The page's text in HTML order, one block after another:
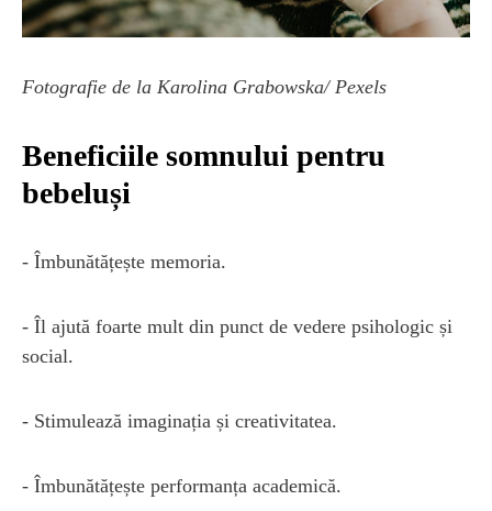
Fotografie de la Karolina Grabowska/ Pexels
Beneficiile somnului pentru
bebeluși
- Îmbunătățește memoria.
- Îl ajută foarte mult din punct de vedere psihologic și
social.
- Stimulează imaginația și creativitatea.
- Îmbunătățește performanța academică.